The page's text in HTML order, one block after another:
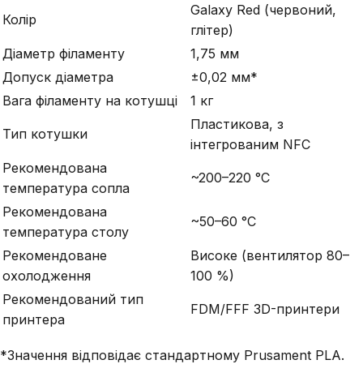
Колір
Galaxy Red (червоний,
глітер)
Діаметр філаменту
1,75 мм
Допуск діаметра
±0,02 мм*
Вага філаменту на котушці
1 кг
Тип котушки
Пластикова, з
інтегрованим NFC
Рекомендована
температура сопла
~200–220 °C
Рекомендована
температура столу
~50–60 °C
Рекомендоване
охолодження
Високе (вентилятор 80–
100 %)
Рекомендований тип
принтера
FDM/FFF 3D-принтери
*Значення відповідає стандартному Prusament PLA.